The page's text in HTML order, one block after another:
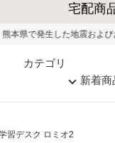
大型
お盆期間中の物流混雑の
カテゴリ
新着商
習デスク ロミオ2